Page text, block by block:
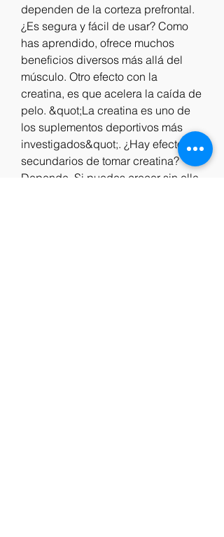
dependen de la corteza prefrontal.
¿Es segura y fácil de usar? Como
has aprendido, ofrece muchos
beneficios diversos más allá del
músculo. Otro efecto con la
creatina, es que acelera la caída de
pelo. &quot;La creatina es uno de
los suplementos deportivos más
investigados&quot;. ¿Hay efectos
secundarios de tomar creatina?
Depende. Si puedes crecer sin ella,